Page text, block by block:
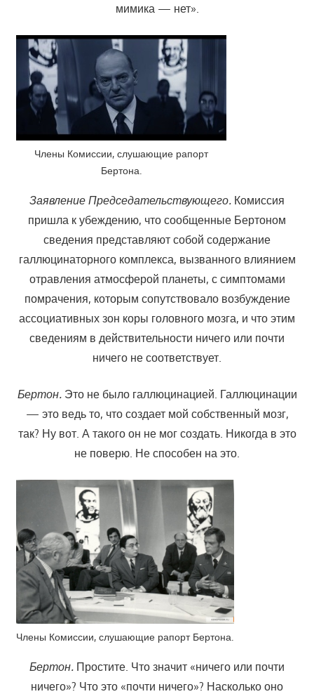
мимика — нет».
Члены Комиссии, слушающие рапорт
Бертона.
Заявление Председательствующего. Комиссия
пришла к убеждению, что сообщенные Бертоном
сведения представляют собой содержание
галлюцинаторного комплекса, вызванного влиянием
отравления атмосферой планеты, с симптомами
помрачения, которым сопутствовало возбуждение
ассоциативных зон коры головного мозга, и что этим
сведениям в действительности ничего или почти
ничего не соответствует.
Бертон.Это не было галлюцинацией. Галлюцинации
— это ведь то, что создает мой собственный мозг,
так? Ну вот. А такого он не мог создать. Никогда в это
не поверю. Не способен на это.
Члены Комиссии, слушающие рапорт Бертона.
Бертон. Простите. Что значит «ничего или почти
ничего»? Что это «почти ничего»? Насколько оно